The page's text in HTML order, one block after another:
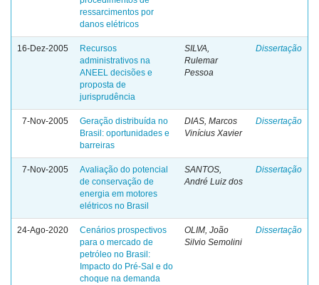
ressarcimentos por
danos elétricos
16-Dez-2005
Recursos
administrativos na
ANEEL decisões e
proposta de
jurisprudência
SILVA,
Rulemar
Pessoa
Dissertação
7-Nov-2005
Geração distribuída no
Brasil: oportunidades e
barreiras
DIAS, Marcos
Vinícius Xavier
Dissertação
7-Nov-2005
Avaliação do potencial
de conservação de
energia em motores
elétricos no Brasil
SANTOS,
André Luiz dos
Dissertação
24-Ago-2020
Cenários prospectivos
para o mercado de
petróleo no Brasil:
Impacto do Pré-Sal e do
choque na demanda
OLIM, João
Silvio Semolini
Dissertação